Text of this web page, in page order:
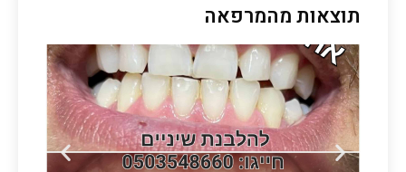
תוצאות מהמרפאה